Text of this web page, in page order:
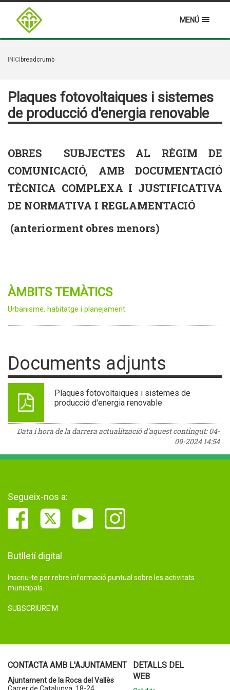
MENÚ
INICI breadcrumb
Plaques fotovoltaiques i sistemes
de producció d'energia renovable
OBRES SUBJECTES AL RÈGIM DE
COMUNICACIÓ, AMB DOCUMENTACIÓ
TÈCNICA COMPLEXA I JUSTIFICATIVA
DE NORMATIVA I REGLAMENTACIÓ
(anteriorment obres menors)
ÀMBITS TEMÀTICS
Urbanisme, habitatge i planejament
Documents adjunts
Plaques fotovoltaiques i sistemes de
producció d'energia renovable
Data i hora de la darrera actualització d'aquest contingut:04-
09-2024 14:54
Segueix-nos a:
Butlletí digital
Inscriu-te per rebre informació puntual sobre les activitats
municipals.
SUBSCRIURE'M
CONTACTA AMB L'AJUNTAMENT
Ajuntament de la Roca del Vallès
DETALLS DEL
WEB